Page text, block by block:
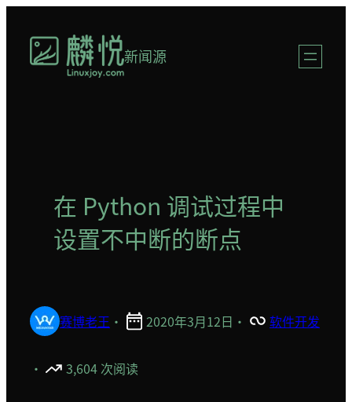
新闻源
在 Python 调试过程中
设置不中断的断点
赛博老王 · 2020年3月12日 · 软件开发
· 3,604 次阅读